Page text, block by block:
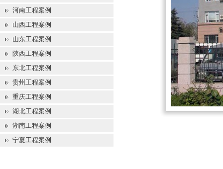
河南工程案例
山西工程案例
山东工程案例
陕西工程案例
东北工程案例
贵州工程案例
重庆工程案例
湖北工程案例
湖南工程案例
宁夏工程案例